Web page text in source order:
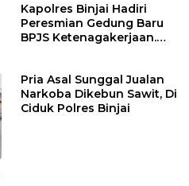
Kapolres Binjai Hadiri
Peresmian Gedung Baru
BPJS Ketenagakerjaan.
Pria Asal Sunggal Jualan
Narkoba Dikebun Sawit, Di
Ciduk Polres Binjai